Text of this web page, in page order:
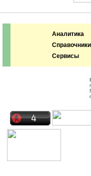
Аналитика
Справочники
Сервисы